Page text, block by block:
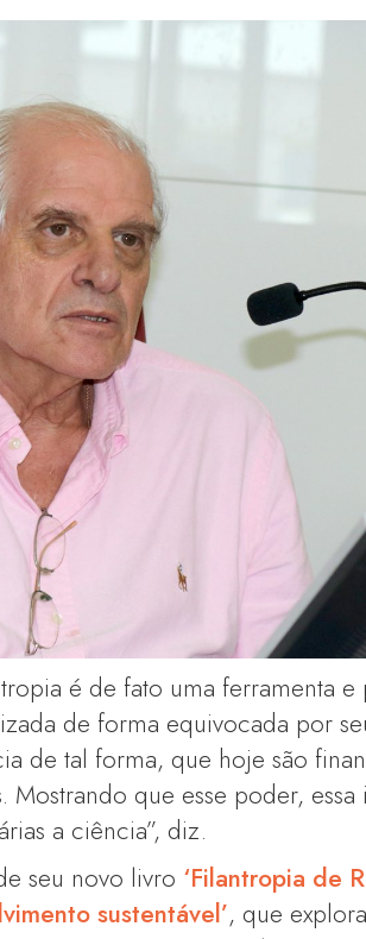
é de fato uma ferramenta e
de forma equivocada por
de tal forma, que hoje são
que esse poder, essa
a ciência”, diz.
seu novo livro ‘Filantropia de
sustentável’, que